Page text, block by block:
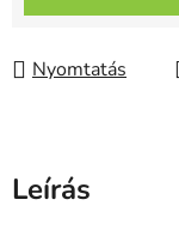
Nyomtatás
Leírás